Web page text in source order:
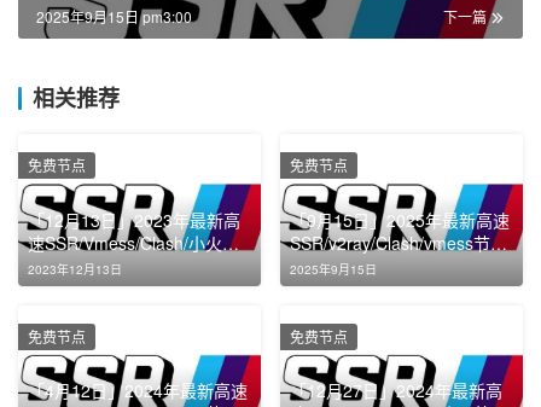
下一篇
2025年9月15日 pm3:00
相关推荐
「12月13日」2023年最新高
速SSR/Vmess/Clash/小火箭
节点机场免费分享
2023年12月13日
免费节点
「9月15日」2025年最新高速
SSR/v2ray/Clash/vmess节点
免费分享
2025年9月15日
免费节点
「4月12日」2024年最新高速
免费节点
「12月27日」2024年最新高
免费节点